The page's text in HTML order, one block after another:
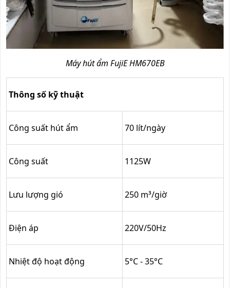
Máy hút ẩm FujiE HM670EB
Thông số kỹ thuật
Công suất hút ẩm 70 lít/ngày
Công suất 1125W
Lưu lượng gió 250 m³/giờ
Điện áp 220V/50Hz
Nhiệt độ hoạt động 5°C - 35°C